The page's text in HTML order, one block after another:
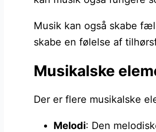
Musik kan også skabe
skabe en følelse af
Musikalske
Der er flere musikalske
Melodi: Den